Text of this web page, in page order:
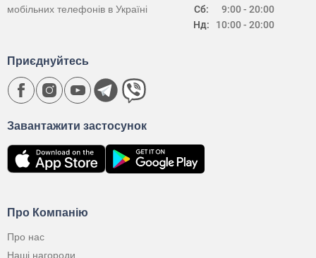
Сб:
Нд:
9:00 - 20:00
10:00 - 20:00
мобільних телефонів в Україні
Про Компанію
Про нас
Наші нагороди
Завантажити застосунок
Приєднуйтесь